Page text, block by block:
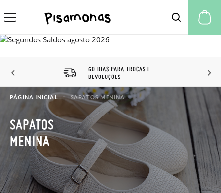
60 DIAS PARA TROCAS E
DEVOLUÇÕES
PÁGINA INICIAL SAPATOS MENINA
SAPATOS
MENINA